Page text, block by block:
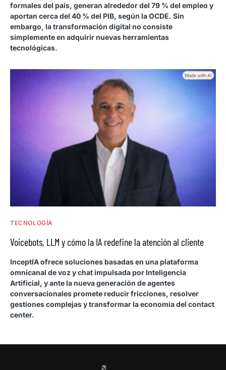
formales del país, generan alrededor del 79 % del empleo y
aportan cerca del 40 % del PIB, según la OCDE. Sin
embargo, la transformación digital no consiste
simplemente en adquirir nuevas herramientas
tecnológicas.
TECNOLOGÍA
Voicebots, LLM y cómo la IA redefine la atención al cliente
InceptIA ofrece soluciones basadas en una plataforma
omnicanal de voz y chat impulsada por Inteligencia
Artificial, y ante la nueva generación de agentes
conversacionales promete reducir fricciones, resolver
gestiones complejas y transformar la economía del contact
center.